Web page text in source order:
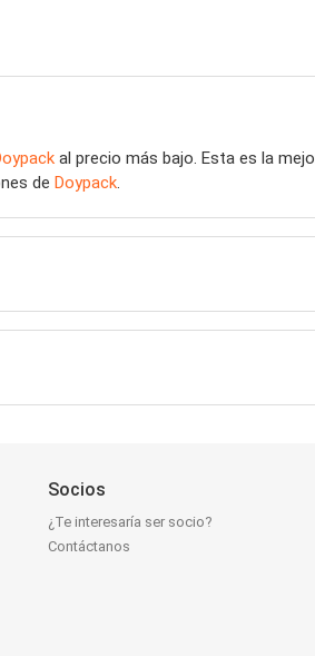
al precio más bajo. Esta es la
de Doypack
Socios
¿Te interesaría ser socio?
Contáctanos